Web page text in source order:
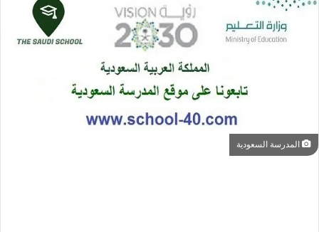
المدرسة السعودية